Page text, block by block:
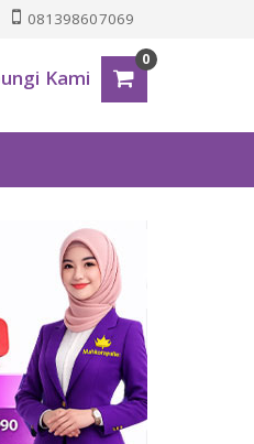
081398607069
Kami
0
plastik kesehatan